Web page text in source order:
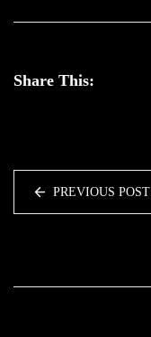
Share This:
PREVIOUS POST